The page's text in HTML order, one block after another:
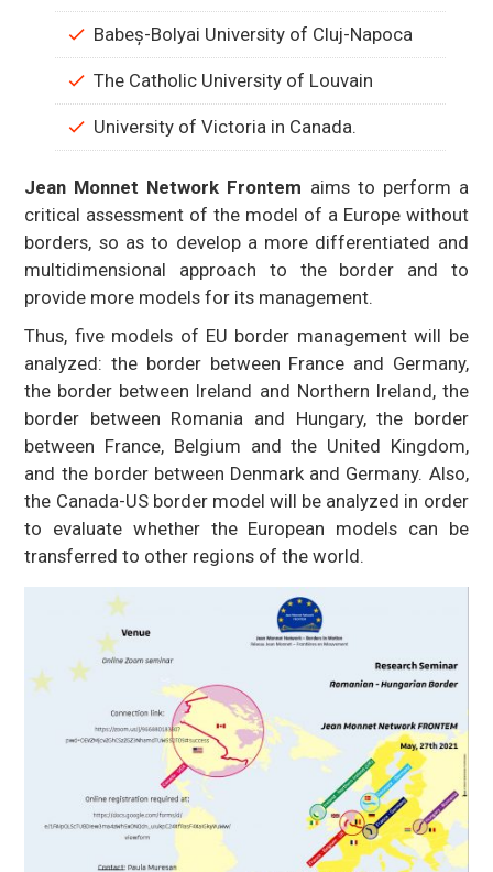
Babeș-Bolyai University of Cluj-Napoca
The Catholic University of Louvain
University of Victoria in Canada.
Jean Monnet Network Frontem aims to perform a
critical assessment of the model of a Europe without
borders, so as to develop a more differentiated and
multidimensional approach to the border and to
provide more models for its management.
Thus, five models of EU border management will be
analyzed: the border between France and Germany,
the border between Ireland and Northern Ireland, the
border between Romania and Hungary, the border
between France, Belgium and the United Kingdom,
and the border between Denmark and Germany. Also,
the Canada-US border model will be analyzed in order
to evaluate whether the European models can be
transferred to other regions of the world.